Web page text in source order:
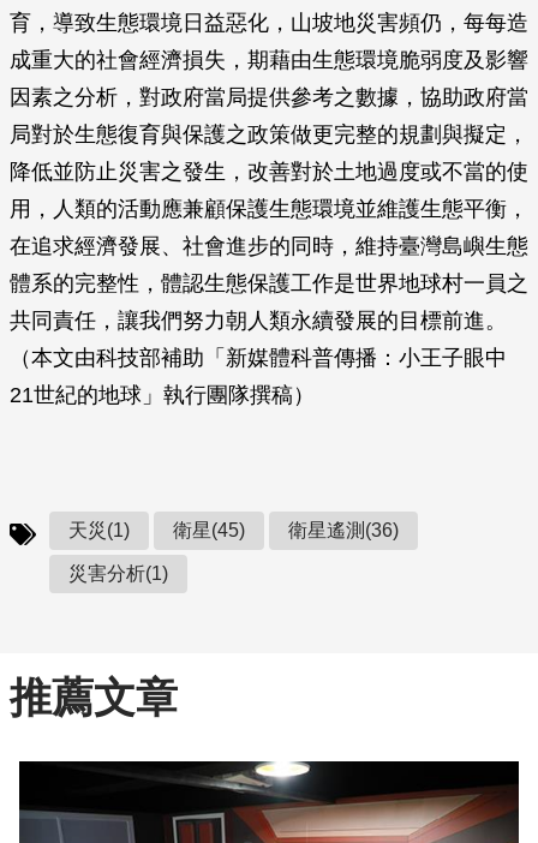
育，導致生態環境日益惡化，山坡地災害頻仍，每每造
成重大的社會經濟損失，期藉由生態環境脆弱度及影響
因素之分析，對政府當局提供參考之數據，協助政府當
局對於生態復育與保護之政策做更完整的規劃與擬定，
降低並防止災害之發生，改善對於土地過度或不當的使
用，人類的活動應兼顧保護生態環境並維護生態平衡，
在追求經濟發展、社會進步的同時，維持臺灣島嶼生態
體系的完整性，體認生態保護工作是世界地球村一員之
共同責任，讓我們努力朝人類永續發展的目標前進。
（本文由科技部補助「新媒體科普傳播：小王子眼中
21世紀的地球」執行團隊撰稿）
天災(1) 衛星(45) 衛星遙測(36)
災害分析(1)
推薦文章